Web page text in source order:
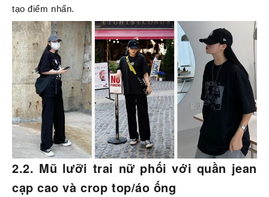
tạo điểm nhấn.
2.2. Mũ lưỡi trai nữ phối với quần jean
cạp cao và crop top/áo ống